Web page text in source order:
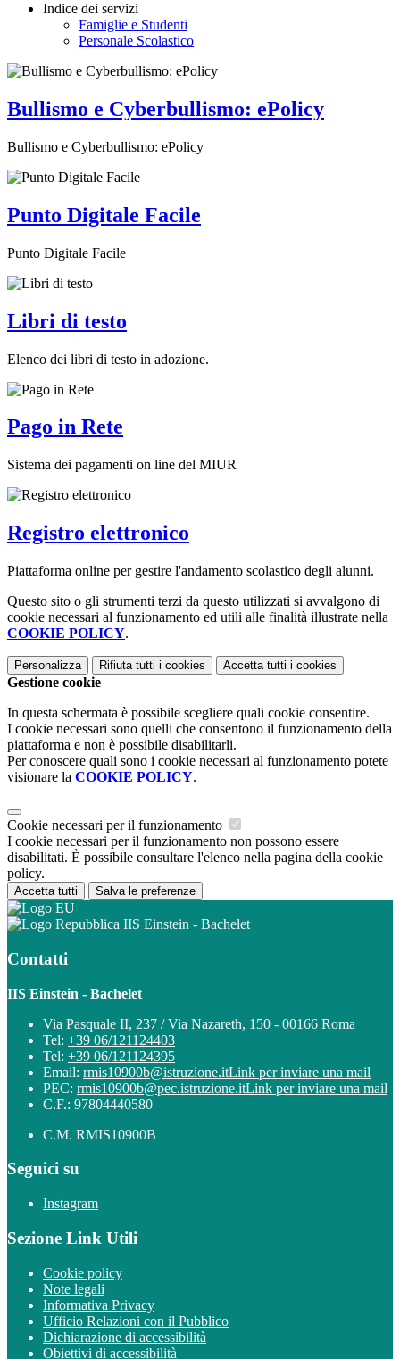
Indice dei servizi
Famiglie e Studenti
Personale Scolastico
Bullismo e Cyberbullismo: ePolicy
Bullismo e Cyberbullismo: ePolicy
Punto Digitale Facile
Punto Digitale Facile
Libri di testo
Elenco dei libri di testo in adozione.
Pago in Rete
Sistema dei pagamenti on line del MIUR
Registro elettronico
Piattaforma online per gestire l'andamento scolastico degli alunni.
Questo sito o gli strumenti terzi da questo utilizzati si avvalgono di
cookie necessari al funzionamento ed utili alle finalità illustrate nella
COOKIE POLICY.
Personalizza Rifiuta tutti i cookies Accetta tutti i cookies
Gestione cookie
In questa schermata è possibile scegliere quali cookie consentire.
I cookie necessari sono quelli che consentono il funzionamento della
piattaforma e non è possibile disabilitarli.
Per conoscere quali sono i cookie necessari al funzionamento potete
visionare la COOKIE POLICY.
Cookie necessari per il funzionamento
I cookie necessari per il funzionamento non possono essere
disabilitati. È possibile consultare l'elenco nella pagina della cookie
policy.
Accetta tutti Salva le preferenze
IIS Einstein - Bachelet
Contatti
IIS Einstein - Bachelet
Via Pasquale II, 237 / Via Nazareth, 150 - 00166 Roma
Tel: +39 06/121124403
Tel: +39 06/121124395
Email: rmis10900b@istruzione.itLink per inviare una mail
PEC: rmis10900b@pec.istruzione.itLink per inviare una mail
C.F.: 97804440580
C.M. RMIS10900B
Seguici su
Instagram
Sezione Link Utili
Cookie policy
Note legali
Informativa Privacy
Ufficio Relazioni con il Pubblico
Dichiarazione di accessibilità
Obiettivi di accessibilità